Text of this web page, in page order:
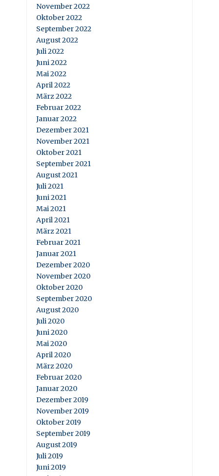
November 2022
Oktober 2022
September 2022
August 2022
Juli 2022
Juni 2022
Mai 2022
April 2022
März 2022
Februar 2022
Januar 2022
Dezember 2021
November 2021
Oktober 2021
September 2021
August 2021
Juli 2021
Juni 2021
Mai 2021
April 2021
März 2021
Februar 2021
Januar 2021
Dezember 2020
November 2020
Oktober 2020
September 2020
August 2020
Juli 2020
Juni 2020
Mai 2020
April 2020
März 2020
Februar 2020
Januar 2020
Dezember 2019
November 2019
Oktober 2019
September 2019
August 2019
Juli 2019
Juni 2019